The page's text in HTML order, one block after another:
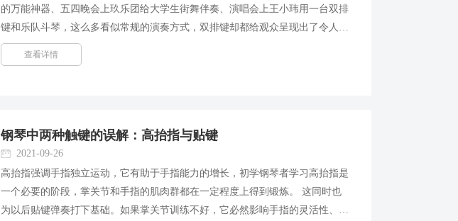
的万能神器、五四晚会上玖乐团给大学生街舞伴奏、演唱会上王小玮用一台双排
键和乐队斗琴，这么多看似常规的演奏方式，双排键却都给观众呈现出了令人耳
目一新的舞台效果，它是如何做到的? 今天，玖月教育就向大家展示一下双排键
不太常规的几个常规演奏功...
查看详情
钢琴中两种触键的误解：高抬指与贴键
2021-09-26
高抬指强调手指独立运动，它有助于手指能力的增长，初学钢琴者学习高抬指是
一个必要的阶段，掌关节和手指的肌肉群都在一定程度上得到锻炼。 这同时也
为以后贴键弹奏打下基础。如果掌关节训练不好，它必然影响手指的灵活性、独